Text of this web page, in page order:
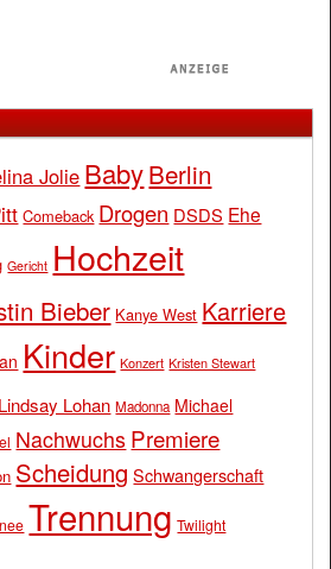
Jolie BabyBerlin
Comeback Drogen DSDS Ehe
Gericht Hochzeit
Bieber Kanye West Karriere
Kinder Konzert Kristen Stewart
Lindsay Lohan Madonna Michael
Nachwuchs Premiere
Scheidung Schwangerschaft
Trennung Twilight